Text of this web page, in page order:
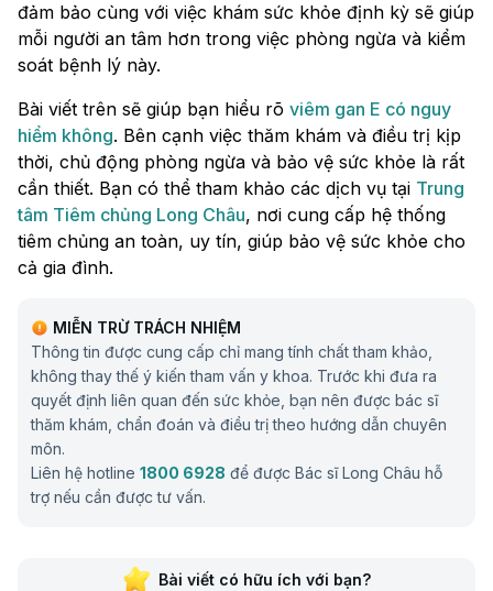
đảm bảo cùng với việc khám sức khỏe định kỳ sẽ giúp
mỗi người an tâm hơn trong việc phòng ngừa và kiểm
soát bệnh lý này.
Bài viết trên sẽ giúp bạn hiểu rõ viêm gan E có nguy
hiểm không. Bên cạnh việc thăm khám và điều trị kịp
thời, chủ động phòng ngừa và bảo vệ sức khỏe là rất
cần thiết. Bạn có thể tham khảo các dịch vụ tại Trung
tâm Tiêm chủng Long Châu, nơi cung cấp hệ thống
tiêm chủng an toàn, uy tín, giúp bảo vệ sức khỏe cho
cả gia đình.
MIỄN TRỪ TRÁCH NHIỆM
Thông tin được cung cấp chỉ mang tính chất tham khảo,
không thay thế ý kiến tham vấn y khoa. Trước khi đưa ra
quyết định liên quan đến sức khỏe, bạn nên được bác sĩ
thăm khám, chẩn đoán và điều trị theo hướng dẫn chuyên
môn.
Liên hệ hotline 1800 6928 để được Bác sĩ Long Châu hỗ
trợ nếu cần được tư vấn.
Bài viết có hữu ích với bạn?